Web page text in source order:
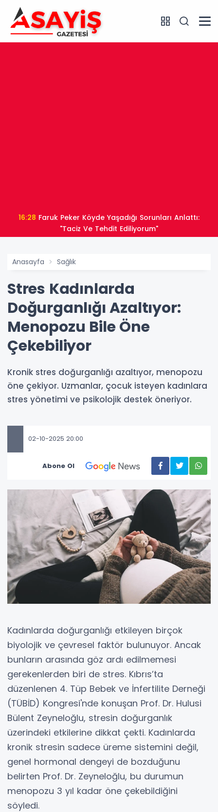
16:28
"Taciz Ve Tehdit Ediliyorum"
Anasayfa Sağlık
Stres Kadınlarda
Doğurganlığı Azaltıyor:
Menopozu Bile Öne
Çekebiliyor
Kronik stres doğurganlığı azaltıyor, menopozu
öne çekiyor. Uzmanlar, çocuk isteyen kadınlara
stres yönetimi ve psikolojik destek öneriyor.
02-10-2025 20:00
Abone Ol
Kadınlarda doğurganlığı etkileyen birçok
biyolojik ve çevresel faktör bulunuyor. Ancak
bunların arasında göz ardı edilmemesi
gerekenlerden biri de stres. Kıbrıs’ta
düzenlenen 4. Tüp Bebek ve İnfertilite Derneği
(TÜBİD) Kongresi'nde konuşan Prof. Dr. Hulusi
Bülent Zeyneloğlu, stresin doğurganlık
üzerindeki etkilerine dikkat çekti. Kadınlarda
kronik stresin sadece üreme sistemini değil,
genel hormonal dengeyi de bozduğunu
belirten Prof. Dr. Zeyneloğlu, bu durumun
menopozu 3 yıl kadar öne çekebildiğini
söyledi.